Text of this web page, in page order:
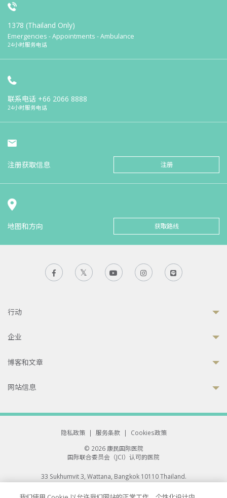
1378 (Thailand Only)
Emergencies - Appointments - Ambulance
24小时服务电话
联系电话 +66 2066 8888
24小时服务电话
注册获取信息 注册
地图和方向 获取路线
行动
企业
博客和文章
网站信息
隐私政策 | 服务条款 |
Cookies政策
© 2026 康民国际医院
国际联合委员会（JCI）认可的医院
33 Sukhumvit 3, Wattana, Bangkok 10110 Thailand.
All rights reserved.